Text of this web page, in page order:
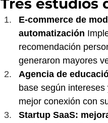
Tres estudios
E-commerce de
automatización
recomendación
generaron mayores
Agencia de
base según
mejor conexión con
Startup SaaS: